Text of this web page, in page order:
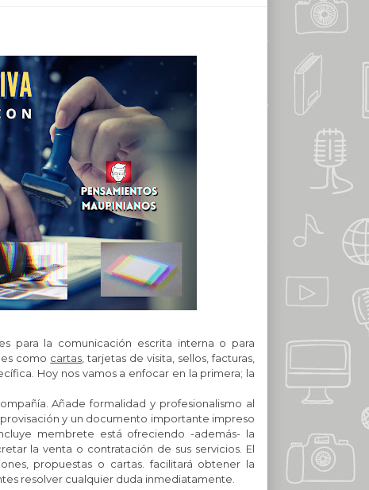
para la comunicación escrita interna o para
como cartas , tarjetas de visita, sellos, facturas,
Hoy nos vamos a enfocar en la primera; la
Añade formalidad y profesionalismo al
y un documento importante impreso
membrete está ofreciendo -además- la
la venta o contratación de sus servicios. El
propuestas o cartas. facilitará obtener la
resolver cualquier duda inmediatamente.